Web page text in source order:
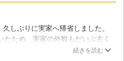
スを徹底いたしますので、どうぞご
リーニングのノウハウも持ち合わせ
おりますので、一度シロアリの被害
より汚れてしまった部分のクリーニ
しぶりに実家へ帰省しました。
ため、実家の外観もだいぶ古く
と話をしていた時に、数年前より
続きを読む